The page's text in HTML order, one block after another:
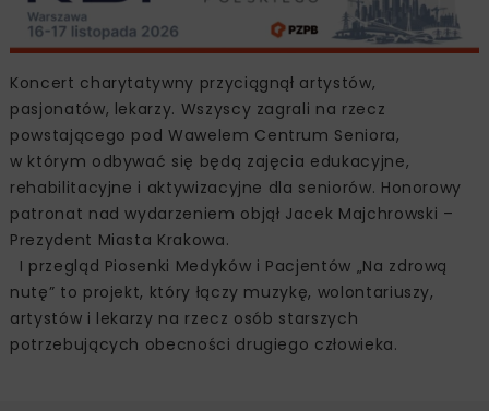
Koncert charytatywny przyciągnął artystów,
pasjonatów, lekarzy. Wszyscy zagrali na rzecz
powstającego pod Wawelem Centrum Seniora,
w którym odbywać się będą zajęcia edukacyjne,
rehabilitacyjne i aktywizacyjne dla seniorów. Honorowy
patronat nad wydarzeniem objął Jacek Majchrowski –
Prezydent Miasta Krakowa.
I przegląd Piosenki Medyków i Pacjentów „Na zdrową
nutę” to projekt, który łączy muzykę, wolontariuszy,
artystów i lekarzy na rzecz osób starszych
potrzebujących obecności drugiego człowieka.